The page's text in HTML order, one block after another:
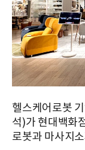
헬스케어로봇
석)가 현대백화
로봇과 마사지